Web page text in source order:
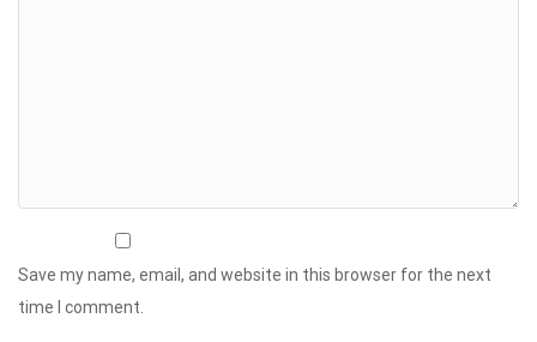
Save my name, email, and website in this browser for the next
time I comment.